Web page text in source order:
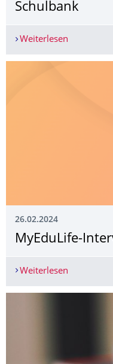
Schulbank
Weiterlesen
26.02.2024
MyEduLife-
Weiterlesen